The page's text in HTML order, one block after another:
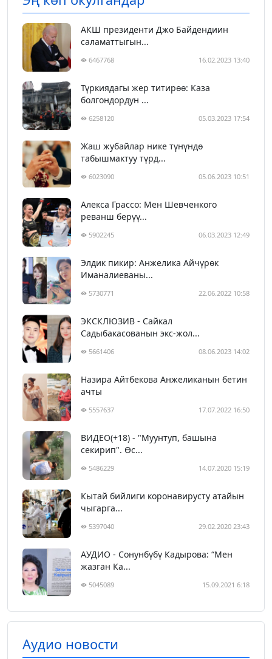
АКШ президенти Джо Байдендиин
саламаттыгын...
6467768 16.02.2023 13:40
Түркиядагы жер титирөө: Каза
болгондордун ...
6258120 05.03.2023 17:54
Жаш жубайлар нике түнүндө
табышмактуу түрд...
6023090 05.06.2023 10:51
Алекса Грассо: Мен Шевченкого
реванш берүү...
5902245 06.03.2023 12:49
Элдик пикир: Анжелика Айчүрөк
Иманалиеваны...
5730771 22.06.2022 10:58
ЭКСКЛЮЗИВ - Сайкал
Садыбакасованын экс-жол...
5661406 08.06.2023 14:02
Назира Айтбекова Анжеликанын бетин
ачты
5557637 17.07.2022 16:50
ВИДЕО(+18) - "Муунтуп, башына
секирип". Өс...
5486229 14.07.2020 15:19
Кытай бийлиги коронавирусту атайын
чыгарга...
5397040 29.02.2020 23:43
АУДИО - Сонунбүбү Кадырова: “Мен
жазган Ка...
5045089 15.09.2021 6:18
Аудио новости